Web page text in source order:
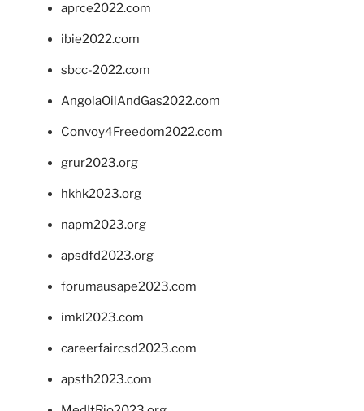
aprce2022.com
ibie2022.com
sbcc-2022.com
AngolaOilAndGas2022.com
Convoy4Freedom2022.com
grur2023.org
hkhk2023.org
napm2023.org
apsdfd2023.org
forumausape2023.com
imkl2023.com
careerfaircsd2023.com
apsth2023.com